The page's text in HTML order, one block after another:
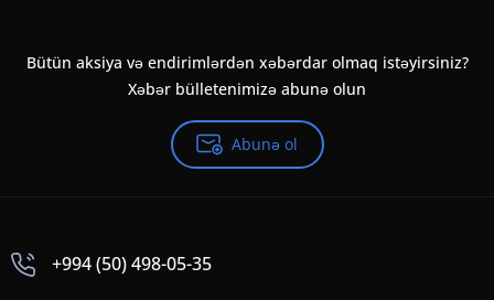
Bütün aksiya və endirimlərdən xəbərdar olmaq istəyirsiniz?
Xəbər bülletenimizə abunə olun
Abunə ol
+994 (50) 498-05-35